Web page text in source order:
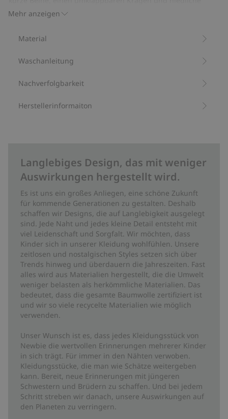
Mehr anzeigen
kleine Knöpfe vorne. Rippbündchen an Ärmeln und Beinen
sowie zwei Taschen auf jeder Seite vorne.
Artikelnummer
Material
Waschanleitung
Nachverfolgbarkeit
Herstellerinformaiton
Langlebiges Design, das mit weniger
Auswirkungen hergestellt wird.
Es ist uns ein großes Anliegen, eine schöne Zukunft
für kommende Generationen zu gestalten. Deshalb
schaffen wir Designs, die auf Langlebigkeit ausgelegt
sind. Jede Naht und jedes kleine Detail entsteht mit
viel Leidenschaft und Sorgfalt. Wir möchten, dass
Kinder sich in unserer Kleidung wohlfühlen. Unsere
zeitlosen und nostalgischen Styles setzen sich über
Trends hinweg und überdauern die Jahreszeiten. Fast
alles wird aus Materialien hergestellt, die die Umwelt
weniger belasten als herkömmliche Materialien. Das
bedeutet, dass die gesamte Baumwolle zertifiziert ist
und wir so viele recycelte Materialien wie möglich
verwenden.
Unser Wunsch ist es, dass jedes Kleidungsstück von
Newbie die wertvollen Erinnerungen mehrerer Kinder
in sich trägt. Für immer in den Nähten verwoben.
Kleidungsstücke, die man wie Schätze weitergeben
kann. Bereit, neue Erinnerungen mit jüngeren
Schwestern und Brüdern zu schaffen. Und bei jedem
Schritt streben wir danach, unsere Auswirkungen auf
den Planeten zu verringern.